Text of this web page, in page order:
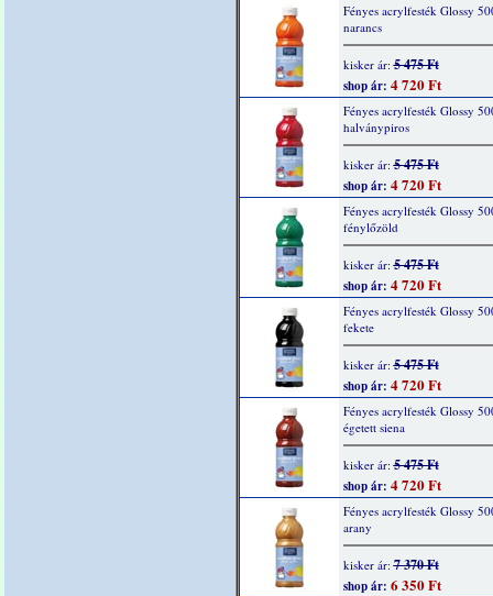
Fényes acrylfesték Glossy
narancs
kisker ár:5 475 Ft
shop ár: 4 720 Ft
Fényes acrylfesték Glossy
halványpiros
kisker ár:5 475 Ft
shop ár: 4 720 Ft
Fényes acrylfesték Glossy
fénylőzöld
kisker ár:5 475 Ft
shop ár: 4 720 Ft
Fényes acrylfesték Glossy
fekete
kisker ár:5 475 Ft
shop ár: 4 720 Ft
Fényes acrylfesték Glossy
égetett siena
kisker ár:5 475 Ft
shop ár: 4 720 Ft
Fényes acrylfesték Glossy
arany
kisker ár:7 370 Ft
shop ár: 6 350 Ft